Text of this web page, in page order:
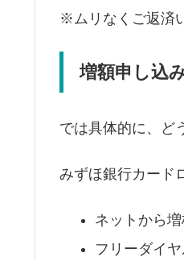
※ムリなくご返済
増額申し込
では具体的に、ど
みずほ銀行カード
ネットから
フリーダイ